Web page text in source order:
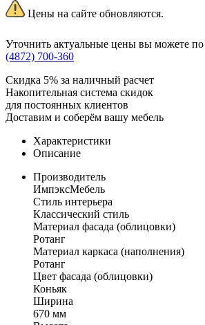
Цены на сайте обновляются.
Уточнить актуальные цены вы можете по
(4872) 700-360
Скидка 5% за наличный расчет
Накопительная система скидок
для постоянных клиентов
Доставим и соберём вашу мебель
Характеристики
Описание
Производитель
ИмпэксМебель
Стиль интерьера
Классический стиль
Материал фасада (облицовки)
Ротанг
Материал каркаса (наполнения)
Ротанг
Цвет фасада (облицовки)
Коньяк
Ширина
670 мм